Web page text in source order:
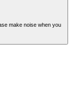
make noise when you